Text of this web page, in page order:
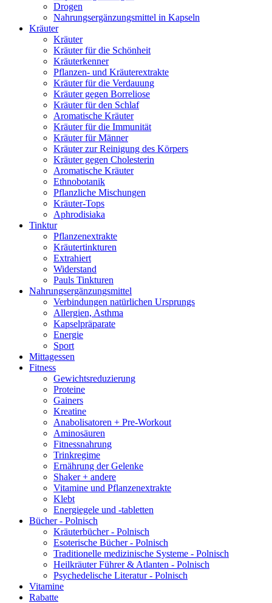
Drogen
Nahrungsergänzungsmittel in Kapseln
Kräuter
Kräuter
Kräuter für die Schönheit
Kräuterkenner
Pflanzen- und Kräuterextrakte
Kräuter für die Verdauung
Kräuter gegen Borreliose
Kräuter für den Schlaf
Aromatische Kräuter
Kräuter für die Immunität
Kräuter für Männer
Kräuter zur Reinigung des Körpers
Kräuter gegen Cholesterin
Aromatische Kräuter
Ethnobotanik
Pflanzliche Mischungen
Kräuter-Tops
Aphrodisiaka
Tinktur
Pflanzenextrakte
Kräutertinkturen
Extrahiert
Widerstand
Pauls Tinkturen
Nahrungsergänzungsmittel
Verbindungen natürlichen Ursprungs
Allergien, Asthma
Kapselpräparate
Energie
Sport
Mittagessen
Fitness
Gewichtsreduzierung
Proteine
Gainers
Kreatine
Anabolisatoren + Pre-Workout
Aminosäuren
Fitnessnahrung
Trinkregime
Ernährung der Gelenke
Shaker + andere
Vitamine und Pflanzenextrakte
Klebt
Energiegele und -tabletten
Bücher - Polnisch
Kräuterbücher - Polnisch
Esoterische Bücher - Polnisch
Traditionelle medizinische Systeme - Polnisch
Heilkräuter Führer & Atlanten - Polnisch
Psychedelische Literatur - Polnisch
Vitamine
Rabatte